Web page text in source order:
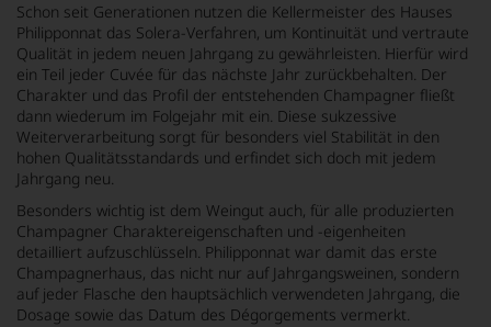
Schon seit Generationen nutzen die Kellermeister des Hauses
Philipponnat das Solera-Verfahren, um Kontinuität und vertraute
Qualität in jedem neuen Jahrgang zu gewährleisten. Hierfür wird
ein Teil jeder Cuvée für das nächste Jahr zurückbehalten. Der
Charakter und das Profil der entstehenden Champagner fließt
dann wiederum im Folgejahr mit ein. Diese sukzessive
Weiterverarbeitung sorgt für besonders viel Stabilität in den
hohen Qualitätsstandards und erfindet sich doch mit jedem
Jahrgang neu.
Besonders wichtig ist dem Weingut auch, für alle produzierten
Champagner Charaktereigenschaften und -eigenheiten
detailliert aufzuschlüsseln. Philipponnat war damit das erste
Champagnerhaus, das nicht nur auf Jahrgangsweinen, sondern
auf jeder Flasche den hauptsächlich verwendeten Jahrgang, die
Dosage sowie das Datum des Dégorgements vermerkt.